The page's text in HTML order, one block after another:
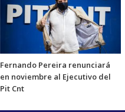
Fernando Pereira renunciará
en noviembre al Ejecutivo del
Pit Cnt